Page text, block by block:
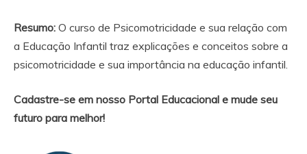
Resumo: O curso de Psicomotricidade e sua relação com
a Educação Infantil traz explicações e conceitos sobre a
psicomotricidade e sua importância na educação infantil.
Cadastre-se em nosso Portal Educacional e mude seu
futuro para melhor!